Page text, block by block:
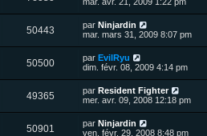
g
e
e
s
s
a
g
e
s
e
r
m
e
s
s
a
g
e
u
s
i
e
r
m
e
s
s
a
g
e
50443V
u
s
D
e
i
e
r
m
e
s
s
a
par Ninjardin
mar. mars 31, 2009 8:07 pm
50500V
u
D
e
i
e
r
m
e
par EvilRyu
dim. févr. 08, 2009 4:14 pm
49365V
u
D
e
i
par Resident Fighter
mer. avr. 09, 2008 12:18 pm
50901
D
e
par Ninjardin
ven. févr. 29, 2008 8:48 pm